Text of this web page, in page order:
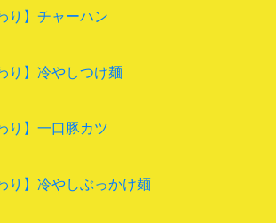
り】チャーハン
り】冷やしつけ麺
り】一口豚カツ
り】冷やしぶっかけ麺